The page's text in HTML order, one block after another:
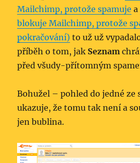
Mailchimp, protože spamuje a
blokuje Mailchimp, protože
pokračování) to už už
příběh o tom, jak Seznam
před všudy-přítomným
Bohužel – pohled do jedné ze
ukazuje, že tomu tak není a
jen bublina.